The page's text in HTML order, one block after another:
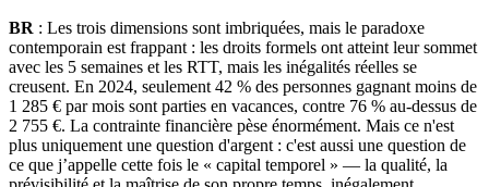
BR : Les trois dimensions sont imbriquées, mais le paradoxe
contemporain est frappant : les droits formels ont atteint leur sommet
avec les 5 semaines et les RTT, mais les inégalités réelles se
creusent. En 2024, seulement 42 % des personnes gagnant moins de
1 285 € par mois sont parties en vacances, contre 76 % au-dessus de
2 755 €. La contrainte financière pèse énormément. Mais ce n'est
plus uniquement une question d'argent : c'est aussi une question de
ce que j’appelle cette fois le « capital temporel » — la qualité, la